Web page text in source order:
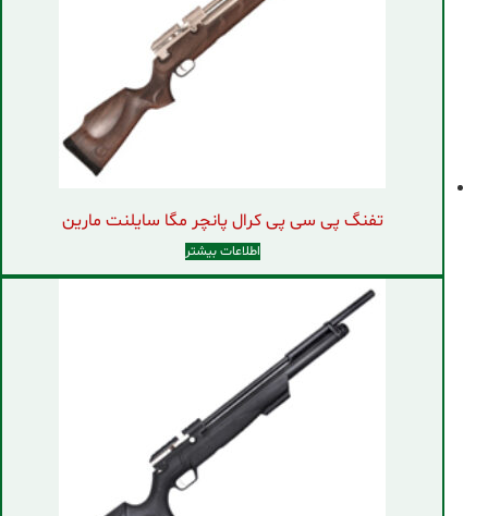
تفنگ پی سی پی کرال پانچر مگا سایلنت مارین
اطلاعات بیشتر